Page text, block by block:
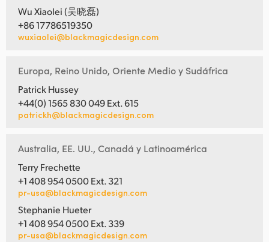
Wu Xiaolei (吴晓磊)
+86 17786519350
wuxiaolei@blackmagicdesign.com
Europa, Reino Unido, Oriente Medio y Sudáfrica
Patrick Hussey
+44(0) 1565 830 049 Ext. 615
patrickh@blackmagicdesign.com
Australia, EE. UU., Canadá y Latinoamérica
Terry Frechette
+1 408 954 0500 Ext. 321
pr-usa@blackmagicdesign.com
Stephanie Hueter
+1 408 954 0500 Ext. 339
pr-usa@blackmagicdesign.com